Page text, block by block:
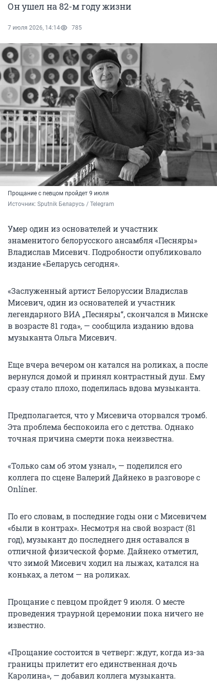
Он ушел на 82-м году жизни
7 июля 2026, 14:14 785
Прощание с певцом пройдет 9 июля
Источник: Sputnik Беларусь / Telegram
Умер один из основателей и участник
знаменитого белорусского ансамбля «Песняры»
Владислав Мисевич. Подробности опубликовало
издание «Беларусь сегодня».
«Заслуженный артист Белоруссии Владислав
Мисевич, один из основателей и участник
легендарного ВИА „Песняры“, скончался в Минске
в возрасте 81 года», — сообщила изданию вдова
музыканта Ольга Мисевич.
Еще вчера вечером он катался на роликах, а после
вернулся домой и принял контрастный душ. Ему
сразу стало плохо, поделилась вдова музыканта.
Предполагается, что у Мисевича оторвался тромб.
Эта проблема беспокоила его с детства. Однако
точная причина смерти пока неизвестна.
«Только сам об этом узнал», — поделился его
коллега по сцене Валерий Дайнеко в разговоре с
Onlíner.
По его словам, в последние годы они с Мисевичем
«были в контрах». Несмотря на свой возраст (81
год), музыкант до последнего дня оставался в
отличной физической форме. Дайнеко отметил,
что зимой Мисевич ходил на лыжах, катался на
коньках, а летом — на роликах.
Прощание с певцом пройдет 9 июля. О месте
проведения траурной церемонии пока ничего не
известно.
«Прощание состоится в четверг: ждут, когда из-за
границы прилетит его единственная дочь
Каролина», — добавил коллега музыканта.